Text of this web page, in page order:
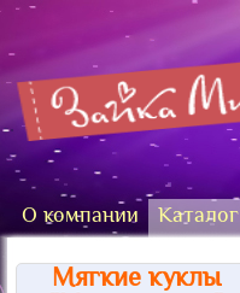
О компании Каталог
Мягкие куклы